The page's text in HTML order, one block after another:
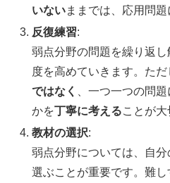
いないままでは、応用問題
反復練習:
弱点分野の問題を繰り返
度を高めていきます。ただ
ではなく
、一つ一つの問
かを丁寧に考えることが大
教材の選択:
弱点分野については、自
選ぶことが重要です。難